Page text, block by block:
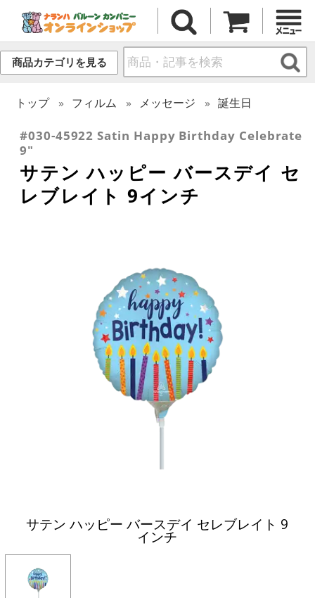
商品カテゴリを見る
トップ フィルム メッセージ 誕生日
#030-45922 Satin Happy Birthday Celebrate
9"
サテン ハッピー バースデイ セ
レブレイト 9インチ
サテン ハッピー バースデイ セレブレイト 9
インチ